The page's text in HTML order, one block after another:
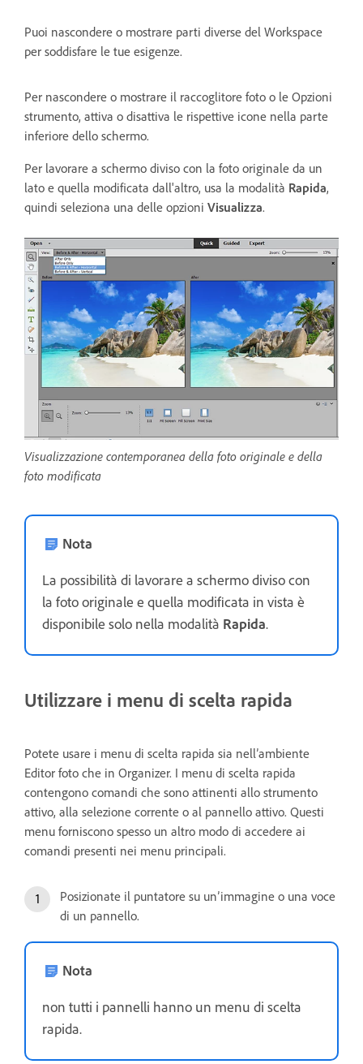
Puoi nascondere o mostrare parti diverse del Workspace
per soddisfare le tue esigenze.
Per nascondere o mostrare il raccoglitore foto o le Opzioni
strumento, attiva o disattiva le rispettive icone nella parte
inferiore dello schermo.
Per lavorare a schermo diviso con la foto originale da un
lato e quella modificata dall'altro, usa la modalità Rapida,
quindi seleziona una delle opzioni Visualizza.
Visualizzazione contemporanea della foto originale e della
foto modificata
Nota
La possibilità di lavorare a schermo diviso con
la foto originale e quella modificata in vista è
disponibile solo nella modalità Rapida.
Utilizzare i menu di scelta rapida
Potete usare i menu di scelta rapida sia nell’ambiente
Editor foto che in Organizer. I menu di scelta rapida
contengono comandi che sono attinenti allo strumento
attivo, alla selezione corrente o al pannello attivo. Questi
menu forniscono spesso un altro modo di accedere ai
comandi presenti nei menu principali.
Posizionate il puntatore su un’immagine o una voce
di un pannello.
Nota
non tutti i pannelli hanno un menu di scelta
rapida.